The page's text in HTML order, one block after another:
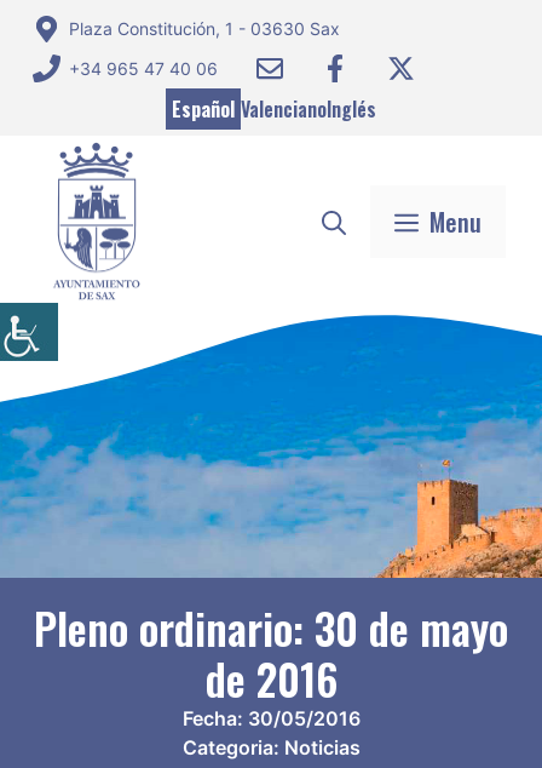
Saltar
contenido
Plaza Constitución, 1 - 03630 Sax
+34 965 47 40 06
Español ValencianoInglés
Menu
Pleno ordinario: 30 de mayo
de 2016
Fecha: 30/05/2016
Categoria: Noticias